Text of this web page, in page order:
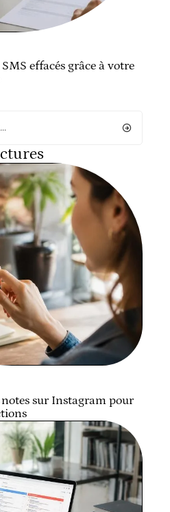
effacés grâce à votre
sur Instagram pour